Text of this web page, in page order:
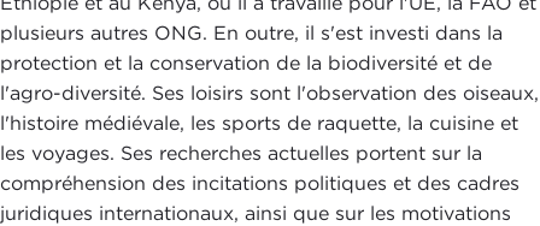
plusieurs autres ONG. En outre, il s'est investi dans la
protection et la conservation de la biodiversité et de
l'agro-diversité. Ses loisirs sont l'observation des oiseaux,
l'histoire médiévale, les sports de raquette, la cuisine et
les voyages. Ses recherches actuelles portent sur la
compréhension des incitations politiques et des cadres
juridiques internationaux, ainsi que sur les motivations